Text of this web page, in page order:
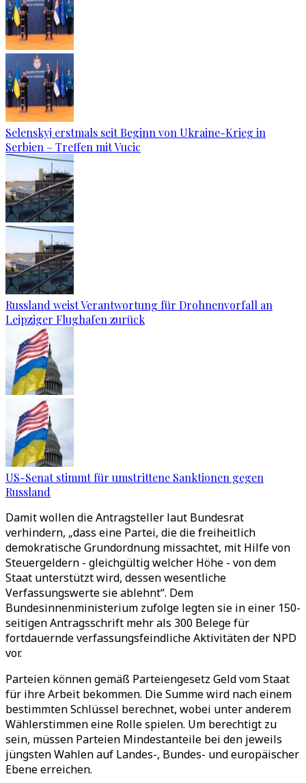
Selenskyj erstmals seit Beginn von Ukraine-Krieg in
Serbien – Treffen mit Vucic
Russland weist Verantwortung für Drohnenvorfall an
Leipziger Flughafen zurück
US-Senat stimmt für umstrittene Sanktionen gegen
Russland
Damit wollen die Antragsteller laut Bundesrat
verhindern, „dass eine Partei, die die freiheitlich
demokratische Grundordnung missachtet, mit Hilfe von
Steuergeldern - gleichgültig welcher Höhe - von dem
Staat unterstützt wird, dessen wesentliche
Verfassungswerte sie ablehnt“. Dem
Bundesinnenministerium zufolge legten sie in einer 150-
seitigen Antragsschrift mehr als 300 Belege für
fortdauernde verfassungsfeindliche Aktivitäten der NPD
vor.
Parteien können gemäß Parteiengesetz Geld vom Staat
für ihre Arbeit bekommen. Die Summe wird nach einem
bestimmten Schlüssel berechnet, wobei unter anderem
Wählerstimmen eine Rolle spielen. Um berechtigt zu
sein, müssen Parteien Mindestanteile bei den jeweils
jüngsten Wahlen auf Landes-, Bundes- und europäischer
Ebene erreichen.